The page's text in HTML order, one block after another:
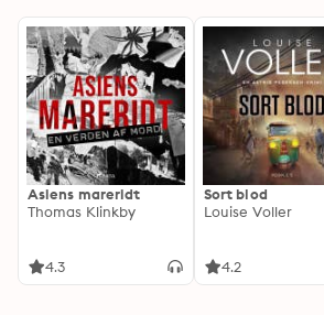
Asiens mareridt
Thomas Klinkby
4.3
Sort blod
Louise Voller
4.2